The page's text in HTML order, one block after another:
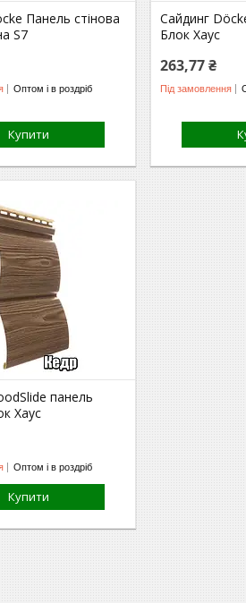
Панель стінова
S7
Оптом і в роздріб
Купити
Сайдинг
Блок Хаус
263,77 ₴
Під замовлення
панель
Хаус
Оптом і в роздріб
Купити